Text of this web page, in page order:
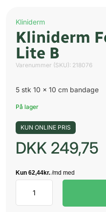
Kliniderm
Kliniderm
Lite B
Varenummer (SKU): 218076
5 stk 10 x 10 cm bandage
På lager
KUN ONLINE PRIS
DKK 249,75
Silikone